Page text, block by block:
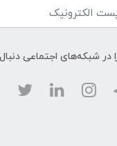
در شبکه‌های اجتماعی